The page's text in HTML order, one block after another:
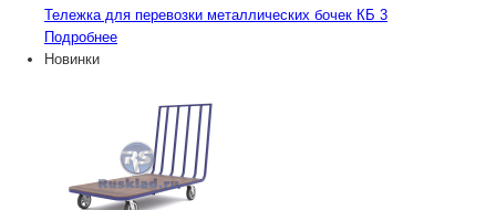
Тележка для перевозки металлических бочек КБ 3
Подробнее
Новинки